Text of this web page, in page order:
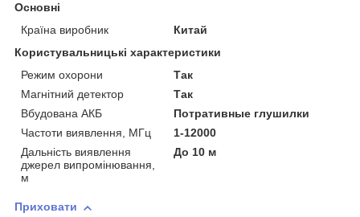
Основні
Країна виробник
Китай
Користувальницькі характеристики
Режим охорони
Так
Магнітний детектор
Так
Вбудована АКБ
Потративные глушилки
Частоти виявлення, МГц
1-12000
Дальність виявлення
джерел випромінювання,
м
До 10 м
Приховати